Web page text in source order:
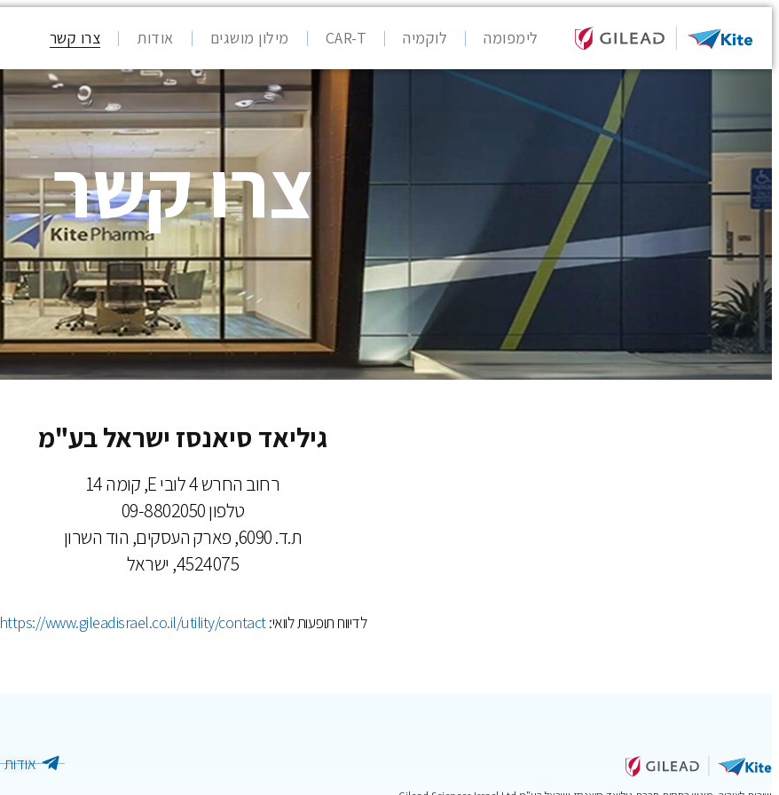
לימפומה לוקמיה CAR-T מילון מושגים אודות צרו קשר
צרו קשר
גיליאד סיאנסז ישראל בע"מ
רחוב החרש 4 לובי E, קומה 14
טלפון 09-8802050
ת.ד. 6090, פארק העסקים, הוד השרון
4524075, ישראל
לדיווח תופעות לוואי:https://www.gileadisrael.co.il/utility/contact
אודות